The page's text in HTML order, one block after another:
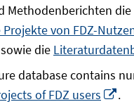
von FDZ-
In
neuem
Fenster
sowie die
database contains
of FDZ users
In.